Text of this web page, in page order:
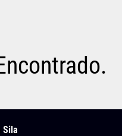
Sila